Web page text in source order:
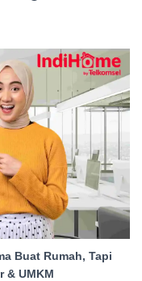
Buat Rumah, Tapi
& UMKM